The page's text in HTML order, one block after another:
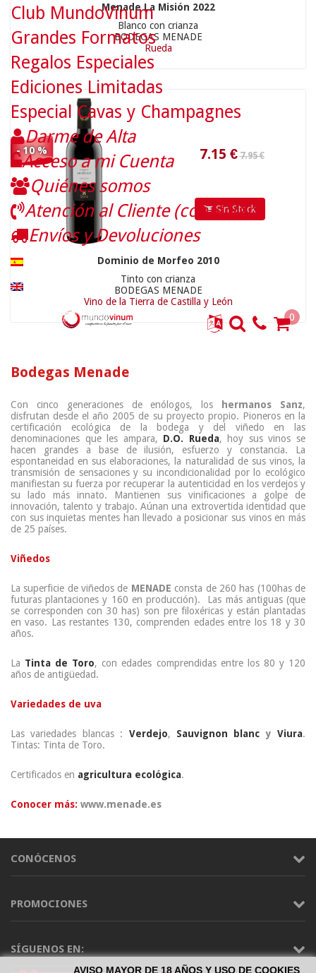
Menade La Misión 2022
Blanco con crianza
BODEGAS MENADE
Rueda
- 10 %
Sin Stock
Dominio de Morfeo 2010
Tinto con crianza
BODEGAS MENADE
Vino de la Tierra de Castilla y León
Bodegas Menade
Con cinco generaciones de enólogos, los hermanos Sanz,
disfrutan desde el año 2005 de su proyecto propio. Pioneros en la
certificación ecológica de la bodega y del viñedo en las
denominaciones que les ampara, D.O. Rueda, hoy sus vinos se
hacen grandes a base de ilusión, esfuerzo y constancia. La
espontaneidad en sus elaboraciones, la naturalidad de sus vinos, la
transmisión de sensaciones y su incondicionalidad por lo ecológico
manifiestan su fuerza por recuperar la autenticidad en los verdejos y
su lado más innato. Mantienen sus vinificaciones a golpe de
innovación, talento y trabajo. Aúnan una extrovertida identidad que
con sus inquietas mentes han llevado a posicionar sus vinos en más
de 25 países.
Viñedos
La superficie de viñedos de MENADE consta de 260 has (100has de
futuras plantaciones y 160 en producción). Las más antiguas (que
se corresponden con 30 has) son pre filoxéricas y están plantadas
en vaso. Las restantes 130, comprenden edades entre los 18 y 30
años.
La Tinta de Toro, con edades comprendidas entre los 80 y 120
años de antigüedad.
Variedades de uva
Las variedades blancas : Verdejo, Sauvignon blanc y Viura.
Tintas: Tinta de Toro.
Certificados en agricultura ecológica.
Conocer más: www.menade.es
CONÓCENOS
PROMOCIONES
SÍGUENOS EN:
AVISO MAYOR DE 18 AÑOS Y USO DE COOKIES
Club MundoVinum
Grandes Formatos
Regalos Especiales
Ediciones Limitadas
Especial Cavas y Champagnes
Darme de Alta
Acceso a mi Cuenta
Quiénes somos
Atención al Cliente (contactar)
Envíos y Devoluciones
0